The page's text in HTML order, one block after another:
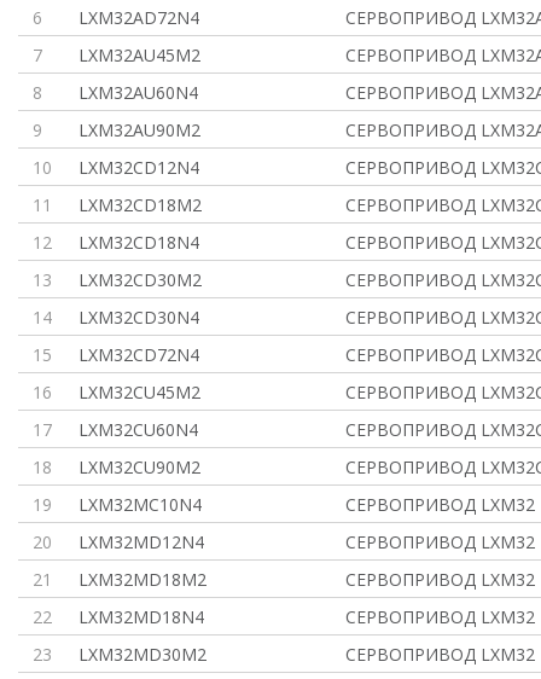
6
LXM32AD72N4
СЕРВОПРИВОД LXM32A
7
LXM32AU45M2
СЕРВОПРИВОД LXM32A
8
LXM32AU60N4
СЕРВОПРИВОД LXM32A
9
LXM32AU90M2
СЕРВОПРИВОД LXM32A
10
LXM32CD12N4
СЕРВОПРИВОД
11
LXM32CD18M2
СЕРВОПРИВОД
12
LXM32CD18N4
СЕРВОПРИВОД
13
LXM32CD30M2
СЕРВОПРИВОД
14
LXM32CD30N4
СЕРВОПРИВОД
15
LXM32CD72N4
СЕРВОПРИВОД
16
LXM32CU45M2
СЕРВОПРИВОД
17
LXM32CU60N4
СЕРВОПРИВОД
18
LXM32CU90M2
СЕРВОПРИВОД
19
LXM32MC10N4
СЕРВОПРИВОД
20
LXM32MD12N4
СЕРВОПРИВОД
21
LXM32MD18M2
СЕРВОПРИВОД
22
LXM32MD18N4
СЕРВОПРИВОД
23
LXM32MD30M2
СЕРВОПРИВОД